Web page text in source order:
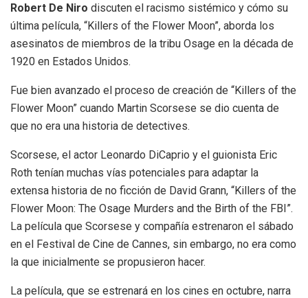
Robert De Niro discuten el racismo sistémico y cómo su
última película, “Killers of the Flower Moon”, aborda los
asesinatos de miembros de la tribu Osage en la década de
1920 en Estados Unidos.
Fue bien avanzado el proceso de creación de “Killers of the
Flower Moon” cuando Martin Scorsese se dio cuenta de
que no era una historia de detectives.
Scorsese, el actor Leonardo DiCaprio y el guionista Eric
Roth tenían muchas vías potenciales para adaptar la
extensa historia de no ficción de David Grann, “Killers of the
Flower Moon: The Osage Murders and the Birth of the FBI”.
La película que Scorsese y compañía estrenaron el sábado
en el Festival de Cine de Cannes, sin embargo, no era como
la que inicialmente se propusieron hacer.
La película, que se estrenará en los cines en octubre, narra